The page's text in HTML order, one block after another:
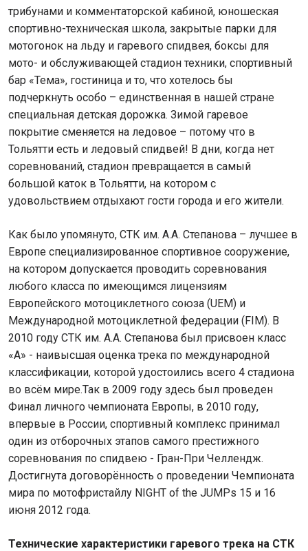
трибунами и комментаторской кабиной, юношеская
спортивно-техническая школа, закрытые парки для
мотогонок на льду и гаревого спидвея, боксы для
мото- и обслуживающей стадион техники, спортивный
бар «Тема», гостиница и то, что хотелось бы
подчеркнуть особо – единственная в нашей стране
специальная детская дорожка. Зимой гаревое
покрытие сменяется на ледовое – потому что в
Тольятти есть и ледовый спидвей! В дни, когда нет
соревнований, стадион превращается в самый
большой каток в Тольятти, на котором с
удовольствием отдыхают гости города и его жители.
Как было упомянуто, СТК им. А.А. Степанова – лучшее в
Европе специализированное спортивное сооружение,
на котором допускается проводить соревнования
любого класса по имеющимся лицензиям
Европейского мотоциклетного союза (UEM) и
Международной мотоциклетной федерации (FIM). В
2010 году СТК им. А.А. Степанова был присвоен класс
«А» - наивысшая оценка трека по международной
классификации, которой удостоились всего 4 стадиона
во всём мире.Так в 2009 году здесь был проведен
Финал личного чемпионата Европы, в 2010 году,
впервые в России, спортивный комплекс принимал
один из отборочных этапов самого престижного
соревнования по спидвею - Гран-При Челлендж.
Достигнута договорённость о проведении Чемпионата
мира по мотофристайлу NIGHT of the JUMPs 15 и 16
июня 2012 года.
Технические характеристики гаревого трека на СТК